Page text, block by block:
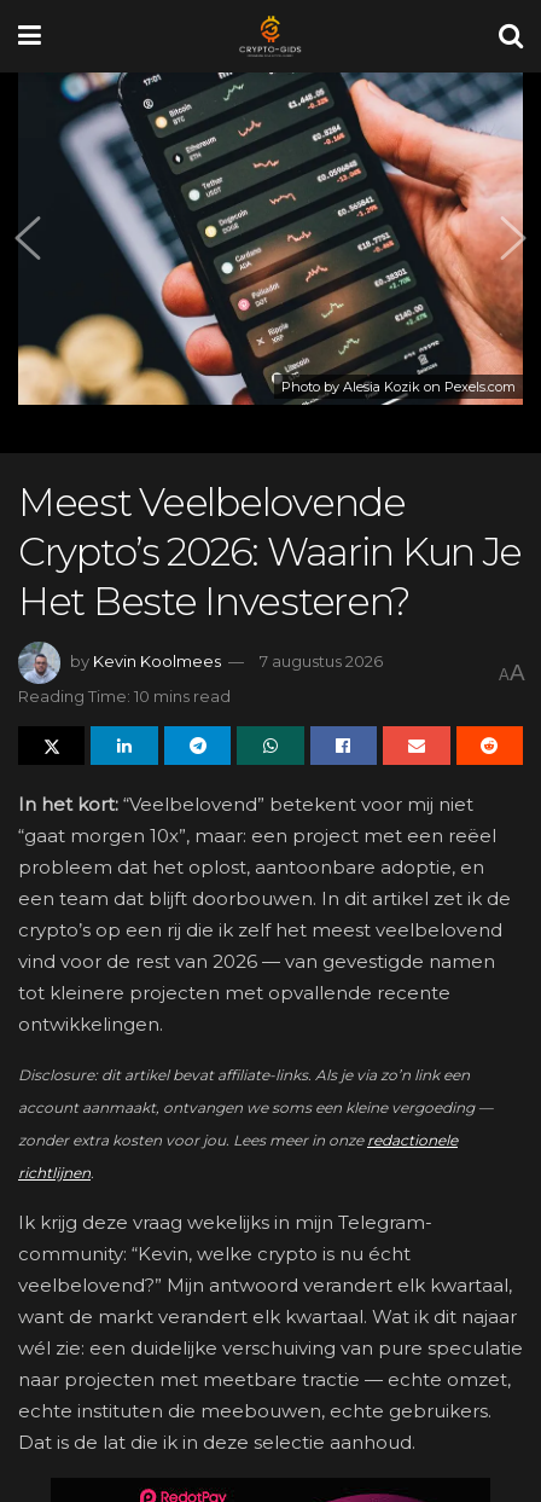
Photo by Alesia Kozik on Pexels.com
Meest Veelbelovende
Crypto’s 2026: Waarin Kun Je
Het Beste Investeren?
by Kevin Koolmees
7 augustus 2026
Reading Time: 10 mins read
AA
In het kort: “Veelbelovend” betekent voor mij niet
“gaat morgen 10x”, maar: een project met een reëel
probleem dat het oplost, aantoonbare adoptie, en
een team dat blijft doorbouwen. In dit artikel zet ik de
crypto’s op een rij die ik zelf het meest veelbelovend
vind voor de rest van 2026 — van gevestigde namen
tot kleinere projecten met opvallende recente
ontwikkelingen.
Disclosure: dit artikel bevat affiliate-links. Als je via zo’n link een
account aanmaakt, ontvangen we soms een kleine vergoeding —
zonder extra kosten voor jou. Lees meer in onze redactionele
richtlijnen.
Ik krijg deze vraag wekelijks in mijn Telegram-
community: “Kevin, welke crypto is nu écht
veelbelovend?” Mijn antwoord verandert elk kwartaal,
want de markt verandert elk kwartaal. Wat ik dit najaar
wél zie: een duidelijke verschuiving van pure speculatie
naar projecten met meetbare tractie — echte omzet,
echte instituten die meebouwen, echte gebruikers.
Dat is de lat die ik in deze selectie aanhoud.